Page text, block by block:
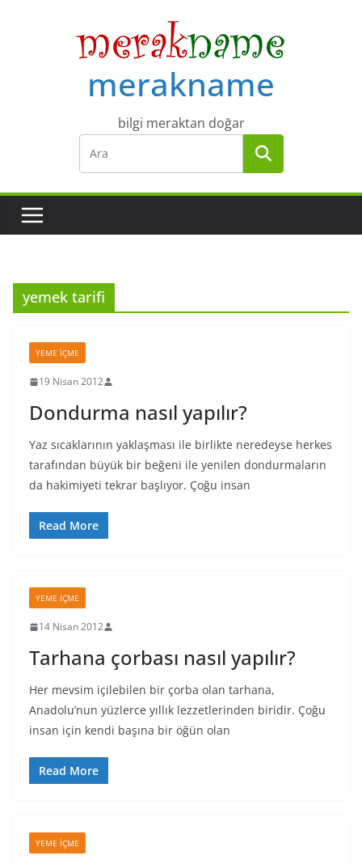
merakname
bilgi meraktan doğar
yemek tarifi
YEME İÇME
19 Nisan 2012
Dondurma nasıl yapılır?
Yaz sıcaklarının yaklaşması ile birlikte neredeyse herkes
tarafından büyük bir beğeni ile yenilen dondurmaların
da hakimiyeti tekrar başlıyor. Çoğu insan
Read More
YEME İÇME
14 Nisan 2012
Tarhana çorbası nasıl yapılır?
Her mevsim içilebilen bir çorba olan tarhana,
Anadolu’nun yüzlerce yıllık lezzetlerinden biridir. Çoğu
insan için kendi başına bir öğün olan
Read More
YEME İÇME